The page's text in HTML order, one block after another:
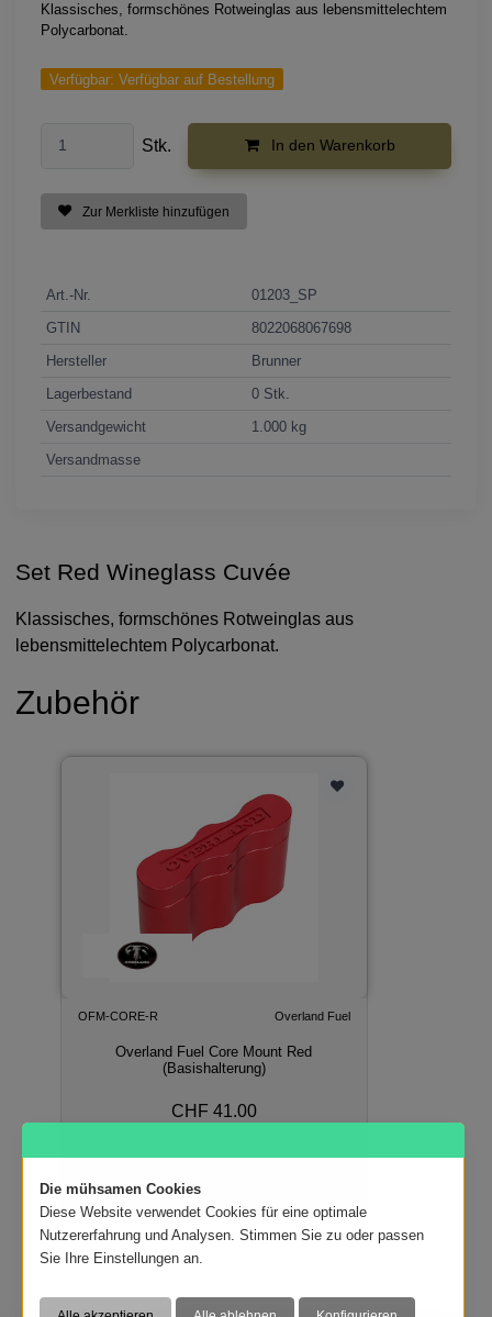
Klassisches, formschönes Rotweinglas aus lebensmittelechtem
Polycarbonat.
Verfügbar: Verfügbar auf Bestellung
Stk. In den Warenkorb
Zur Merkliste hinzufügen
Art.-Nr.
01203_SP
GTIN
8022068067698
Hersteller
Brunner
Lagerbestand
0 Stk.
Versandgewicht
1.000 kg
Versandmasse
Set Red Wineglass Cuvée
Klassisches, formschönes Rotweinglas aus
lebensmittelechtem Polycarbonat.
Zubehör
OFM-CORE-R Overland Fuel
Overland Fuel Core Mount Red
(Basishalterung)
CHF 41.00
Die mühsamen Cookies
Diese Website verwendet Cookies für eine optimale
Nutzererfahrung und Analysen. Stimmen Sie zu oder passen
Sie Ihre Einstellungen an.